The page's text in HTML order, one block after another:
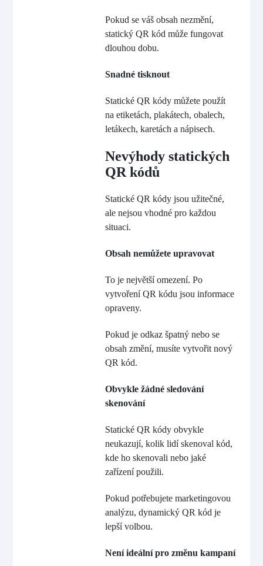
Pokud se váš obsah nezmění,
statický QR kód může fungovat
dlouhou dobu.
Snadné tisknout
Statické QR kódy můžete použít
na etiketách, plakátech, obalech,
letákech, karetách a nápisech.
Nevýhody statických
QR kódů
Statické QR kódy jsou užitečné,
ale nejsou vhodné pro každou
situaci.
Obsah nemůžete upravovat
To je největší omezení. Po
vytvoření QR kódu jsou informace
opraveny.
Pokud je odkaz špatný nebo se
obsah změní, musíte vytvořit nový
QR kód.
Obvykle žádné sledování
skenování
Statické QR kódy obvykle
neukazují, kolik lidí skenoval kód,
kde ho skenovali nebo jaké
zařízení použili.
Pokud potřebujete marketingovou
analýzu, dynamický QR kód je
lepší volbou.
Není ideální pro změnu kampaní